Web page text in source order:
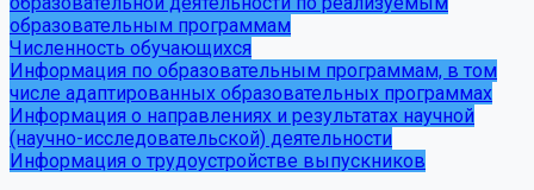
образовательным программам
Численность обучающихся
Информация по образовательным программам, в том
числе адаптированных образовательных программах
Информация о направлениях и результатах научной
(научно-исследовательской) деятельности
Информация о трудоустройстве выпускников